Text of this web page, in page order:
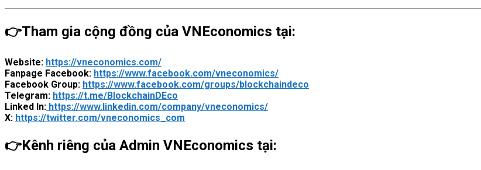
👉Tham gia cộng đồng của VNEconomics tại:
Website: https://vneconomics.com/
Fanpage Facebook: https://www.facebook.com/vneconomics/
Facebook Group: https://www.facebook.com/groups/blockchaindeco
Telegram: https://t.me/BlockchainDEco
Linked In: https://www.linkedin.com/company/vneconomics/
X: https://twitter.com/vneconomics_com
👉Kênh riêng của Admin VNEconomics tại: